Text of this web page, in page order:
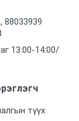
88033939
13:00-14:00/
түүх